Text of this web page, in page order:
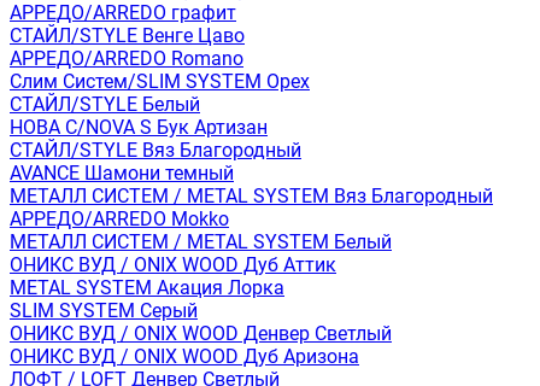
АРРЕДО/ARREDO графит
СТАЙЛ/STYLE Венге Цаво
АРРЕДО/ARREDO Romano
Слим Систем/SLIM SYSTEM Орех
СТАЙЛ/STYLE Белый
НОВА С/NOVA S Бук Артизан
СТАЙЛ/STYLE Вяз Благородный
AVANCE Шамони темный
МЕТАЛЛ СИСТЕМ / METAL SYSTEM Вяз Благородный
АРРЕДО/ARREDO Mokko
МЕТАЛЛ СИСТЕМ / METAL SYSTEM Белый
ОНИКС ВУД / ONIX WOOD Дуб Аттик
METAL SYSTEM Акация Лорка
SLIM SYSTEM Серый
ОНИКС ВУД / ONIX WOOD Денвер Светлый
ОНИКС ВУД / ONIX WOOD Дуб Аризона
ЛОФТ / LOFT Денвер Светлый